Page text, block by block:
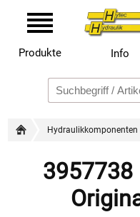
Produkte Info
Hydraulikkomponenten
3957738